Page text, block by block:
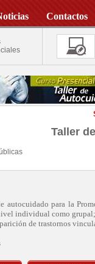
Contactos
Taller
autocuidado para la
individual como
de trastornos